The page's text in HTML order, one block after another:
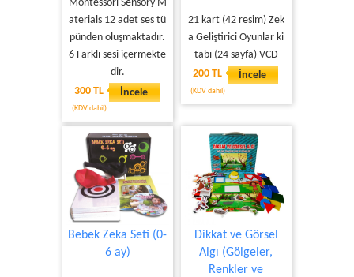
Montessori Sensory M
aterials 12 adet ses tü
pünden oluşmaktadır.
6 Farklı sesi içermekte
dir.
300 TL
(KDV dahil)
İncele
21 kart (42 resim) Zek
a Geliştirici Oyunlar ki
tabı (24 sayfa) VCD
200 TL
(KDV dahil)
İncele
Bebek Zeka Seti (0-
6 ay)
Dikkat ve Görsel
Algı (Gölgeler,
Renkler ve